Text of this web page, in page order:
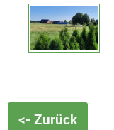
<- Zurück